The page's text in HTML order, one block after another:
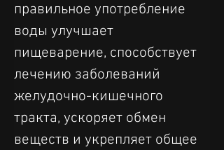
правильное употребление
воды улучшает
пищеварение, способствует
лечению заболеваний
желудочно-кишечного
тракта, ускоряет обмен
веществ и укрепляет общее